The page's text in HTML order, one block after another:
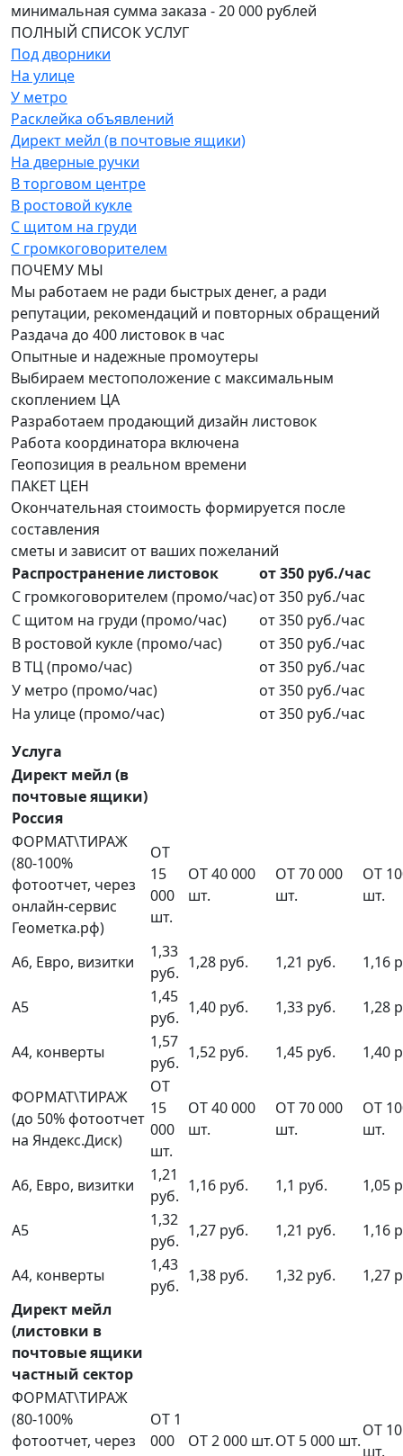
минимальная сумма заказа - 20 000 рублей
ПОЛНЫЙ СПИСОКУСЛУГ
Под дворники
На улице
У метро
Расклейка объявлений
Директ мейл (в почтовые ящики)
На дверные ручки
В торговом центре
В ростовой кукле
С щитом на груди
С громкоговорителем
ПОЧЕМУ МЫ
Мы работаем не ради быстрых денег, а ради
репутации, рекомендаций и повторных обращений
Раздача до 400 листовок в час
Опытные и надежные промоутеры
Выбираем местоположение с максимальным
скоплением ЦА
Разработаем продающий дизайн листовок
Работа координатора включена
Геопозиция в реальном времени
ПАКЕТ ЦЕН
Окончательная стоимость формируется после
составления
сметы и зависит от ваших пожеланий
Распространение листовок
от 350 руб./час
С громкоговорителем (промо/час)от 350 руб./час
С щитом на груди (промо/час)
от 350 руб./час
В ростовой кукле (промо/час)
от 350 руб./час
В ТЦ (промо/час)
от 350 руб./час
У метро (промо/час)
от 350 руб./час
На улице (промо/час)
от 350 руб./час
Услуга
Директ мейл (в
почтовые ящики)
Россия
ФОРМАТ\ТИРАЖ
(80-100%
фотоотчет, через
онлайн-сервис
Геометка.рф)
ОТ
15
000
шт.
ОТ 40 000
шт.
ОТ 70 000
шт.
ОТ
шт.
А6, Евро, визитки
1,33
руб.
1,28 руб. 1,21 руб. 1,16
А5
1,45
руб.
1,40 руб. 1,33 руб. 1,28
А4, конверты
1,57
руб.
1,52 руб. 1,45 руб. 1,40
ФОРМАТ\ТИРАЖ
(до 50% фотоотчет
на Яндекс.Диск)
ОТ
15
000
шт.
ОТ 40 000
шт.
ОТ 70 000
шт.
ОТ
шт.
А6, Евро, визитки
1,21
руб.
1,16 руб. 1,1 руб. 1,05
А5
1,32
руб.
1,27 руб. 1,21 руб. 1,16
А4, конверты
1,43
руб.
1,38 руб. 1,32 руб.
1,27
Директ мейл
(листовки в
почтовые ящики
частный сектор
ФОРМАТ\ТИРАЖ
(80-100%
фотоотчет, через
ОТ 1
000
ОТ 2 000 шт.ОТ 5 000 шт.
ОТ
шт.